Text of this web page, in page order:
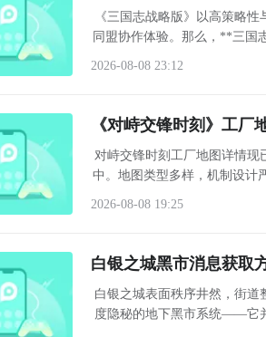
在游戏里想怎么调整就怎么调整，慢慢
，每次打开游戏第一件事就是看一眼自
办建模足够精细，每一款手办都还原了
糊感，不同稀有度的手办还会有专属的
360 度旋转查看，不管是正面的角色
手办不只是摆着看，同阵营的手办搭配
越多，展示柜的等级也会提升，能解锁
办柜中少女手游稀有手办获取，从来都
有限定款。对于真正喜欢二次元手办的
办柜中少女手游安卓手机版装饰
手办柜中少女这款游戏里，如果说小伙
务了，那么小编今天的文章里就给大家
遇到一个问题，那就是明明觉得自己的
个时候到底要怎么办呢？或许通过小编
点开每个手办的属性面板之后，都可以
数量，以及羁绊所属这几项。接下来就
《三国志战略版》以高策略
同盟协作体验。那么，**三国
2026-08-08 23:12
《对峙交锋时刻》工厂
对峙交锋时刻工厂地图详情现
中。地图类型多样，机制设计
2026-08-08 19:25
白银之城黑市消息获取
白银之城表面秩序井然，街
度隐秘的地下黑市系统——它